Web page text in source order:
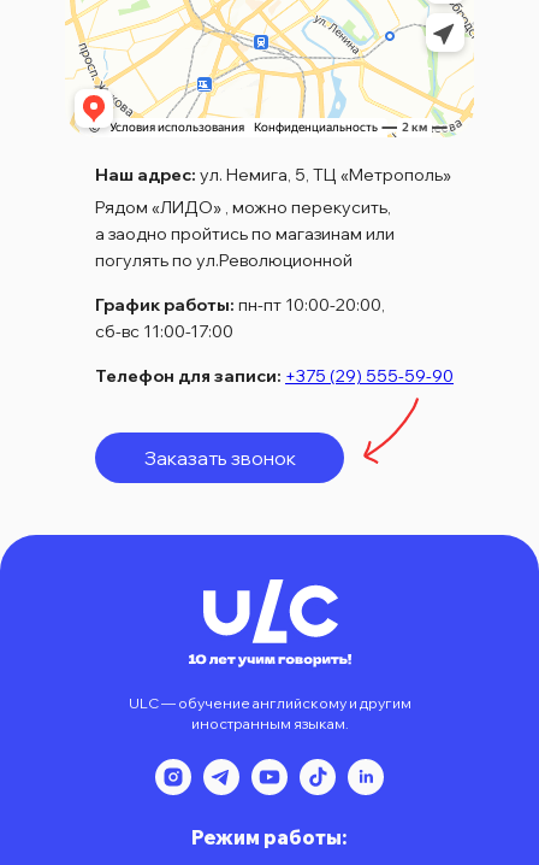
Наш адрес: ул. Немига, 5, ТЦ «Метрополь»
Рядом «ЛИДО» , можно перекусить,
а заодно пройтись по магазинам или
погулять по ул.Революционной
График работы: пн-пт 10:00-20:00,
сб-вс 11:00-17:00
Телефон для записи: +375 (29) 555-59-90
Заказать звонок
ULC — обучение английскому и другим
иностранным языкам.
Режим работы: